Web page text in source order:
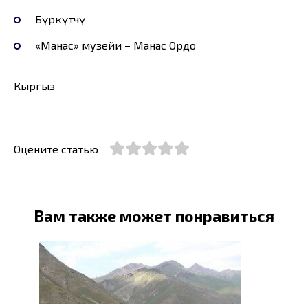
Бүркүтчү
«Манас» музейи – Манас Ордо
Кыргыз
Оцените статью
Вам также может понравиться